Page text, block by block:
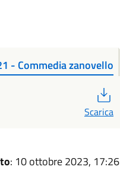
- Commedia zanovello
Scarica
: 10 ottobre 2023, 17:26